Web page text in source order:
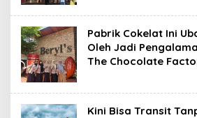
Pabrik Cokelat Ini
Oleh Jadi
The Chocolate
Kini Bisa Transit